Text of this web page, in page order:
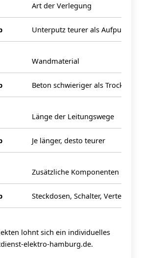
Art der Verlegung
Unterputz teurer als Aufputz
Wandmaterial
Beton schwieriger als
Länge der Leitungswege
Je länger, desto teurer
Zusätzliche Komponenten
Steckdosen, Schalter,
lohnt sich ein individuelles
elektro-hamburg.de.